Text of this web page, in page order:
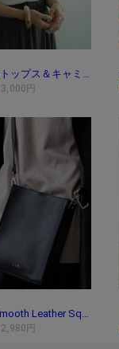
3,000円
2,980円